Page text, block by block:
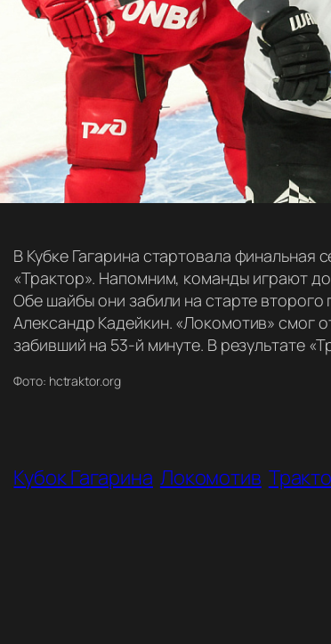
В Кубке Гагарина стартовала
«Трактор». Напомним, команды играют
Обе шайбы они забили на старте
Александр Кадейкин. «Локомотив» смог
забивший на 53-й минуте. В результате
Фото: hctraktor.org
Кубок Гагарина Локомотив